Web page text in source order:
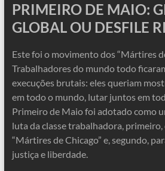
PRIMEIRO DE MAIO:
GLOBAL OU DESFILE
Este foi o movimento dos “Mártires
Trabalhadores do mundo todo
execuções brutais: eles queriam
em todo o mundo, lutar juntos em
Primeiro de Maio foi adotado como
luta da classe trabalhadora,
“Mártires de Chicago” e, segundo,
justiça e liberdade.